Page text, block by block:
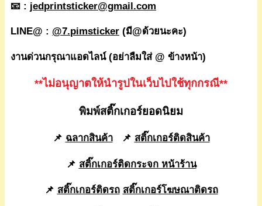
📧 : jedprintsticker@gmail.com
LINE@ : @7.pimsticker (มี@ด้วยนะคะ)
งานด่วนกรุณาแอดไลน์ (อย่าลืมใส่ @ ข้างหน้า)
**ไม่อนุญาตให้นำรูปในเว็บไปใช้ทุกกรณี**
พิมพ์สติ๊กเกอร์ยอดนิยม
📌 ฉลากสินค้า📌 สติ๊กเกอร์ติดสินค้า
📌 สติ๊กเกอร์ติดกระจก หน้าร้าน
📌 สติ๊กเกอร์ติดรถ สติ๊กเกอร์โฆษณาติดรถ